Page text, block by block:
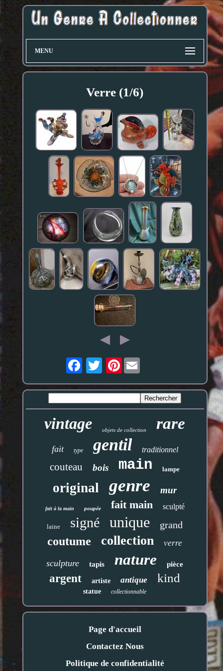
MENU
Verre (1/6)
Pinterest
vintage objets de collection rare
fait type gentil traditionnel
couteau bois main lampe
original genre mur
fait à la main poupée fait main sculpté
laine signé unique grand
coutume collection verre
sculpture tapis nature pièce
argent artiste antique kind
statue collectionnable
Page d'accueil
Contactez Nous
Politique de confidentialité